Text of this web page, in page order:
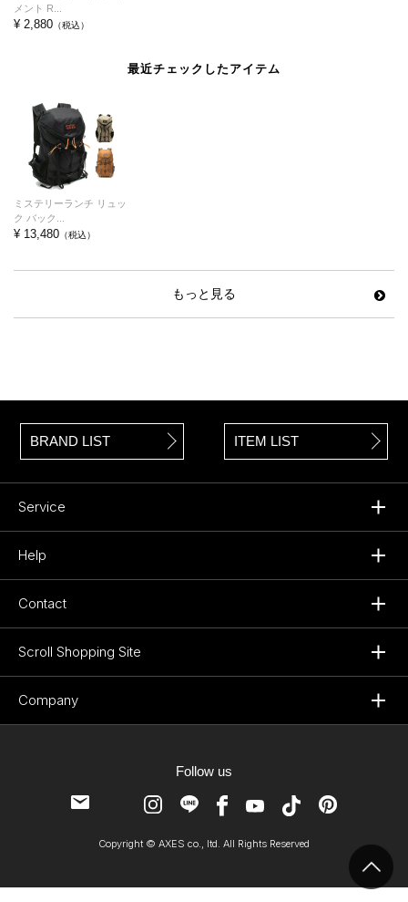
メント R...
¥ 2,880 （税込）
最近チェックしたアイテム
ミステリーランチ リュッ
ク バック...
¥ 13,480 （税込）
もっと見る
BRAND LIST ITEM LIST
Service
Help
Contact
Scroll Shopping Site
Company
Follow us
Copyright © AXES co., ltd. All Rights Reserved